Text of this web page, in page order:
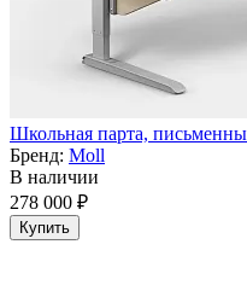
Школьная парта,
Бренд: Moll
В наличии
278 000 ₽
Купить